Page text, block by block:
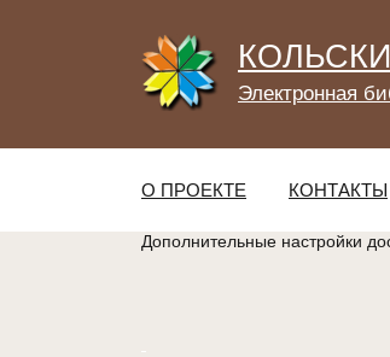
Электронная
О ПРОЕКТЕ КОНТАКТЫ
Дополнительные настройки